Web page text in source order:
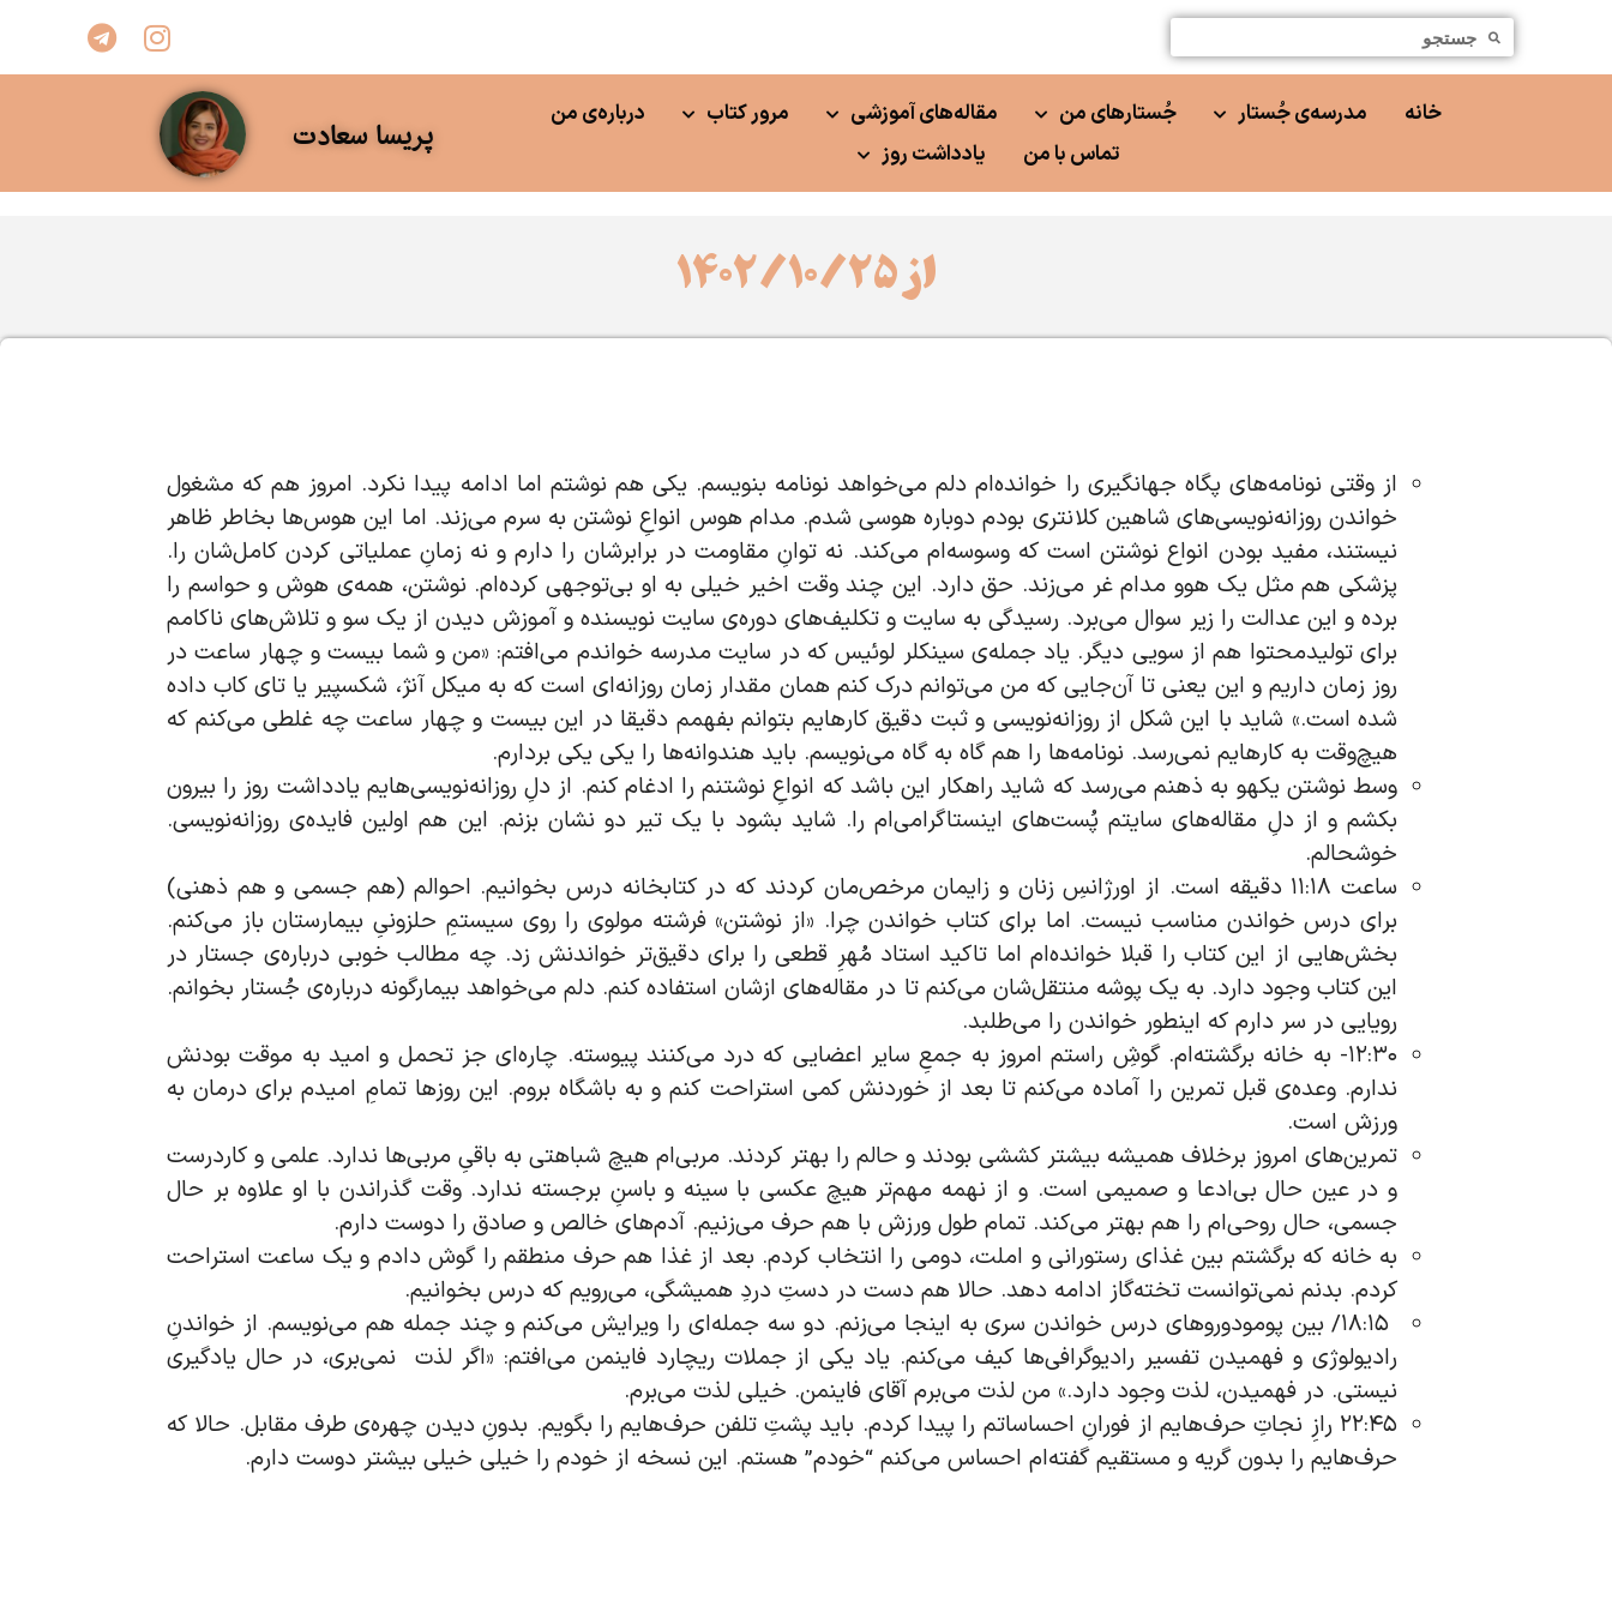
خانه مدرسه‌ی جُستار جُستارهای من مقاله‌های آموزشی مرور کتاب
درباره‌ی من
تماس با من
یادداشت روز پریسا سعادت
از ۱۴۰۲/۱۰/۲۵
از وقتی نونامه‌های پگاه جهانگیری را خوانده‌ام دلم می‌خواهد نونامه بنویسم. یکی هم نوشتم اما ادامه پیدا نکرد. امروز هم که مشغول
خواندن روزانه‌نویسی‌های شاهین کلانتری بودم دوباره هوسی شدم. مدام هوس انواعِ نوشتن به سرم می‌زند. اما این هوس‌ها بخاطر ظاهر
نیستند، مفید بودن انواع نوشتن است که وسوسه‌ام می‌کند. نه توانِ مقاومت در برابرشان را دارم و نه زمانِ عملیاتی کردن کامل‌شان را.
پزشکی هم مثل یک هوو مدام غر می‌زند. حق دارد. این چند وقت اخیر خیلی به او بی‌توجهی کرده‌ام. نوشتن، همه‌ی هوش و حواسم را
برده و این عدالت را زیر سوال می‌برد. رسیدگی به سایت و تکلیف‌های دوره‌ی سایت نویسنده و آموزش دیدن از یک سو و تلاش‌های ناکامم
برای تولیدمحتوا هم از سویی دیگر. یاد جمله‌ی سینکلر لوئیس که در سایت مدرسه خواندم می‌افتم: «من و شما بیست و چهار ساعت در
روز زمان داریم و این یعنی تا آن‌جایی که من می‌توانم درک کنم همان مقدار زمان روزانه‌ای است که به میکل آنژ، شکسپیر یا تای‌ کاب داده
شده است.» شاید با این شکل از روزانه‌نویسی و ثبت دقیق کارهایم بتوانم بفهمم دقیقا در این بیست و چهار ساعت چه غلطی می‌کنم که
هیچ‌وقت به کارهایم نمی‌رسد. نونامه‌ها را هم گاه به گاه می‌نویسم. باید هندوانه‌ها را یکی یکی بردارم.
وسط نوشتن یکهو به ذهنم می‌رسد که شاید راهکار این باشد که انواعِ نوشتنم را ادغام کنم. از دلِ روزانه‌نویسی‌هایم یادداشت روز را بیرون
بکشم و از دلِ مقاله‌های سایتم پُست‌های اینستاگرامی‌ام را. شاید بشود با یک تیر دو نشان بزنم. این هم اولین فایده‌ی روزانه‌نویسی.
خوشحالم.
ساعت ۱۱:۱۸ دقیقه است. از اورژانسِ زنان و زایمان مرخص‌مان کردند که در کتابخانه درس بخوانیم. احوالم (هم جسمی و هم ذهنی)
برای درس خواندن مناسب نیست. اما برای کتاب خواندن چرا. «از نوشتن» فرشته مولوی را روی سیستمِ حلزونیِ بیمارستان باز می‌کنم.
بخش‌هایی از این کتاب را قبلا خوانده‌ام اما تاکید استاد مُهرِ قطعی را برای دقیق‌تر خواندنش زد. چه مطالب خوبی درباره‌ی جستار در
این کتاب وجود دارد. به یک پوشه منتقل‌شان می‌کنم تا در مقاله‌های ازشان استفاده کنم. دلم می‌خواهد بیمارگونه درباره‌‌ی جُستار بخوانم.
رویایی در سر دارم که اینطور خواندن را می‌طلبد.
۱۲:۳۰- به خانه برگشته‌ام. گوشِ راستم امروز به جمعِ سایر اعضایی که درد می‌کنند پیوسته. چاره‌ای جز تحمل و امید به موقت بودنش
ندارم. وعده‌ی قبل تمرین را آماده می‌کنم تا بعد از خوردنش کمی استراحت کنم و به باشگاه بروم. این روزها تمامِ امیدم برای درمان به
ورزش است.
تمرین‌های امروز برخلاف همیشه بیشتر کششی بودند و حالم را بهتر کردند. مربی‌ام هیچ شباهتی به باقیِ مربی‌ها‌ ندارد. علمی و کاردرست
و در عین حال بی‌ادعا و صمیمی است. و از نهمه مهم‌تر هیچ عکسی با سینه و باسنِ برجسته ندارد. وقت گذراندن با او علاوه بر حال
جسمی، حال روحی‌ام را هم بهتر می‌کند. تمام طول ورزش با هم حرف می‌زنیم. آدم‌های خالص و صادق را دوست دارم.
به خانه که برگشتم بین غذای رستورانی و املت، دومی را انتخاب کردم. بعد از غذا هم حرف منطقم را گوش دادم و یک ساعت استراحت
کردم. بدنم نمی‌توانست تخته‌گاز ادامه دهد. حالا هم دست در دستِ دردِ همیشگی، می‌رویم که درس بخوانیم.
۱۸:۱۵/ بین پومودوروهای درس خواندن سری به اینجا می‌زنم. دو سه جمله‌ای را ویرایش می‌کنم و چند جمله هم می‌نویسم. از خواندنِ
رادیولوژی و فهمیدن تفسیر رادیوگرافی‌ها کیف می‌کنم. یاد یکی از جملات ریچارد فاینمن می‌افتم: «اگر لذت نمی‌بری، در حال یادگیری
نیستی. در فهمیدن، لذت وجود دارد.» من لذت می‌برم آقای فاینمن. خیلی لذت می‌برم.
۲۲:۴۵ رازِ نجاتِ حرف‌هایم از فورانِ احساساتم را پیدا کردم. باید پشتِ تلفن حرف‌هایم را بگویم. بدونِ دیدن چهره‌ی طرف مقابل. حالا که
حرف‌هایم را بدون گریه‌ و مستقیم گفته‌ام احساس می‌کنم “خودم” هستم. این نسخه از خودم‌ را ‌خیلی خیلی بیشتر دوست دارم.